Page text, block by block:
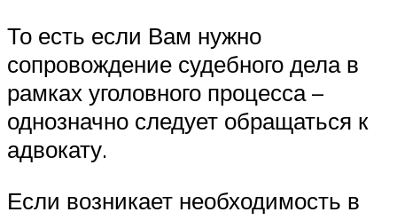
То есть если Вам нужно
сопровождение судебного дела в
рамках уголовного процесса –
однозначно следует обращаться к
адвокату.
Если возникает необходимость в